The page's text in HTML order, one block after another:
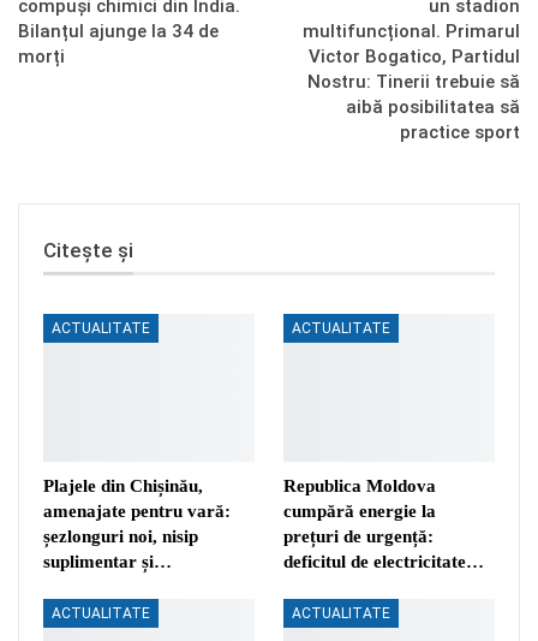
compuși chimici din India.
Bilanțul ajunge la 34 de
morți
un stadion
multifuncțional. Primarul
Victor Bogatico, Partidul
Nostru: Tinerii trebuie să
aibă posibilitatea să
practice sport
Citește și
ACTUALITATE
Plajele din Chișinău,
amenajate pentru vară:
șezlonguri noi, nisip
suplimentar și…
ACTUALITATE
Republica Moldova
cumpără energie la
prețuri de urgență:
deficitul de electricitate…
ACTUALITATE ACTUALITATE